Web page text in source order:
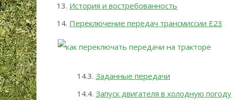
История и востребованность
Переключение передач трансмиссии E23
Заданные передачи
Запуск двигателя в холодную погоду